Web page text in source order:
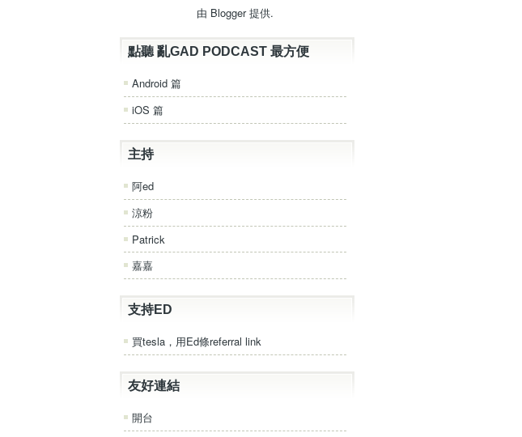
由 Blogger提供.
點聽 亂GAD PODCAST 最方便
Android 篇
iOS 篇
主持
阿ed
涼粉
Patrick
嘉嘉
支持ED
買tesla，用Ed條referral link
友好連結
開台